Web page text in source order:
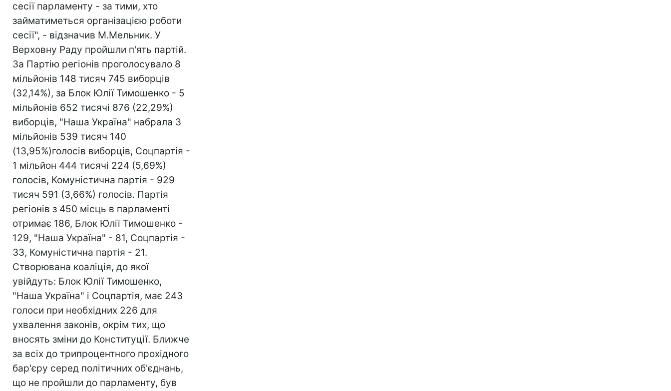
сесії парламенту - за тими, хто
займатиметься організацією роботи
сесії", - відзначив М.Мельник. У
Верховну Раду пройшли п'ять партій.
За Партію регіонів проголосувало 8
мільйонів 148 тисяч 745 виборців
(32,14%), за Блок Юлії Тимошенко - 5
мільйонів 652 тисячі 876 (22,29%)
виборців, "Наша Україна" набрала 3
мільйонів 539 тисяч 140
(13,95%)голосів виборців, Соцпартія -
1 мільйон 444 тисячі 224 (5,69%)
голосів, Комуністична партія - 929
тисяч 591 (3,66%) голосів. Партія
регіонів з 450 місць в парламенті
отримає 186, Блок Юлії Тимошенко -
129, "Наша Україна" - 81, Соцпартія -
33, Комуністична партія - 21.
Створювана коаліція, до якої
увійдуть: Блок Юлії Тимошенко,
"Наша Україна" і Соцпартія, має 243
голоси при необхідних 226 для
ухвалення законів, окрім тих, що
вносять зміни до Конституції. Ближче
за всіх до трипроцентного прохідного
бар'єру серед політичних об'єднань,
що не пройшли до парламенту, був